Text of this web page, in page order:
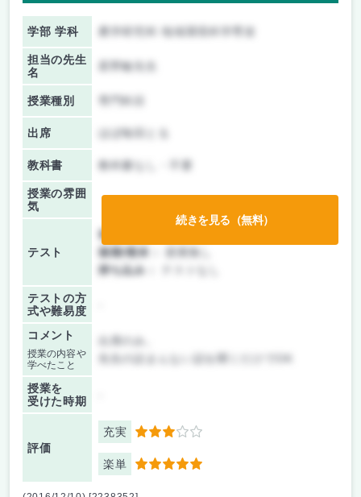
学部 学科
担当の先生
名
星野敏先生
授業種別
出席 ほぼ毎回とる
教科書 教科書なし・不要
授業の雰囲
気
テスト
前期/中間：
後期/期末：
授業無し
持ち込み：
テストの方
式や難易度
コメント
授業の内容や
学べたこと
授業を
受けた時期
評価
充実 3
楽単 5
続きを見る（無料）